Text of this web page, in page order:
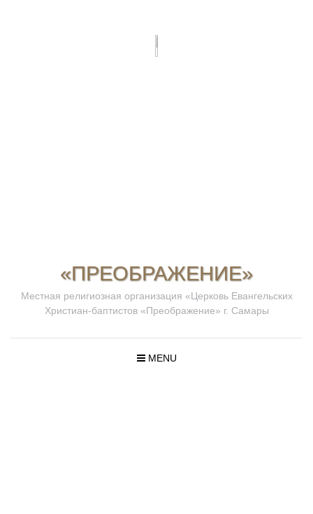
«ПРЕОБРАЖЕНИЕ»
Местная религиозная организация «Церковь Евангельских
Христиан-баптистов «Преображение» г. Самары
MENU